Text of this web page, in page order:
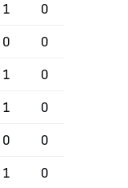
1 0
0 0
1 0
1 0
0 0
1 0